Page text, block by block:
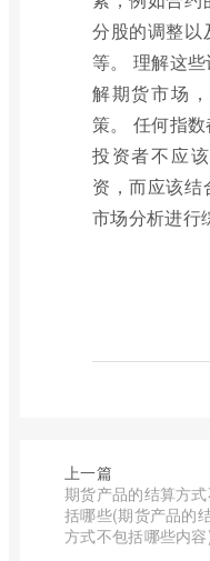
分股的调整以
等。 理解这
解期货市场
策。 任何指
投资者不应
资，而应该结
市场分析进行
上一篇
期货产品的结算方
括哪些(期货产品的
方式不包括哪些内